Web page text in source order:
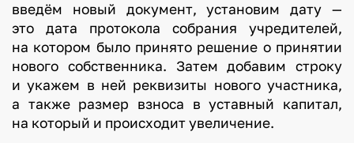
введём новый документ, установим дату —
это дата протокола собрания учредителей,
на котором было принято решение о принятии
нового собственника. Затем добавим строку
и укажем в ней реквизиты нового участника,
а также размер взноса в уставный капитал,
на который и происходит увеличение.